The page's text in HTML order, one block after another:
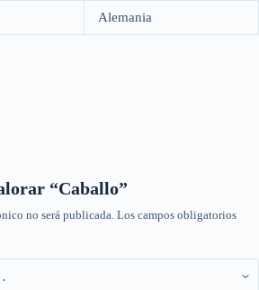
Alemania
“Caballo”
no será publicada. Los campos obligatorios